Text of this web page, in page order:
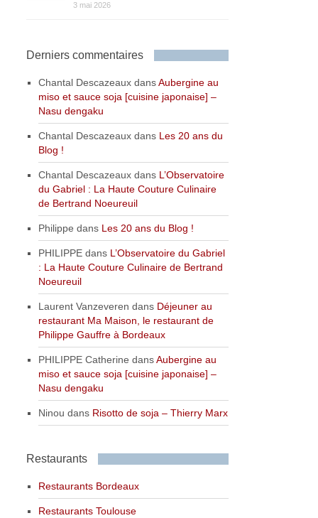
3 mai 2026
Derniers commentaires
Chantal Descazeaux dansAubergine au
miso et sauce soja [cuisine japonaise] –
Nasu dengaku
Chantal Descazeaux dans Les 20 ans du
Blog !
Chantal Descazeaux dans L’Observatoire
du Gabriel : La Haute Couture Culinaire
de Bertrand Noeureuil
Philippe dans Les 20 ans du Blog !
PHILIPPE dans L’Observatoire du Gabriel
: La Haute Couture Culinaire de Bertrand
Noeureuil
Laurent Vanzeveren dans Déjeuner au
restaurant Ma Maison, le restaurant de
Philippe Gauffre à Bordeaux
PHILIPPE Catherine dansAubergine au
miso et sauce soja [cuisine japonaise] –
Nasu dengaku
Ninou dans Risotto de soja – Thierry Marx
Restaurants
Restaurants Bordeaux
Restaurants Toulouse